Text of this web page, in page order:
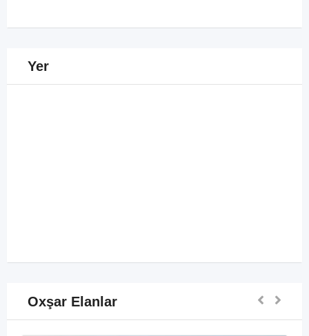
Yer
Oxşar Elanlar